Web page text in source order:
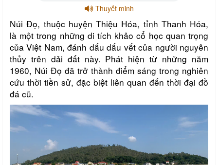
Thuyết minh
Núi Đọ, thuộc huyện Thiệu Hóa, tỉnh Thanh Hóa,
là một trong những di tích khảo cổ học quan trọng
của Việt Nam, đánh dấu dấu vết của người nguyên
thủy trên dải đất này. Phát hiện từ những năm
1960, Núi Đọ đã trở thành điểm sáng trong nghiên
cứu thời tiền sử, đặc biệt liên quan đến thời đại đồ
đá cũ.